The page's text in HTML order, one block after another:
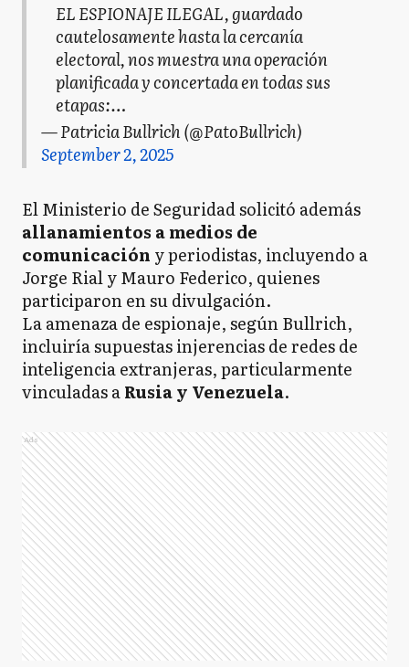
EL ESPIONAJE ILEGAL, guardado
cautelosamente hasta la cercanía
electoral, nos muestra una operación
planificada y concertada en todas sus
etapas:…
— Patricia Bullrich (@PatoBullrich)
September 2, 2025
El Ministerio de Seguridad solicitó además
allanamientos a medios de
comunicación y periodistas, incluyendo a
Jorge Rial y Mauro Federico, quienes
participaron en su divulgación.
La amenaza de espionaje, según Bullrich,
incluiría supuestas injerencias de redes de
inteligencia extranjeras, particularmente
vinculadas aRusia y Venezuela.
Ads